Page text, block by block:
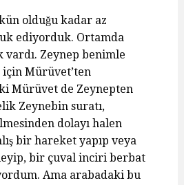
olduğu kadar az
ediyorduk. Ortamda
Zeynep benimle
Mürüvet’ten
Mürüvet de Zeynepten
Zeynebin suratı,
dolayı halen
bir hareket yapıp veya
bir çuval inciri berbat
Ama arabadaki bu